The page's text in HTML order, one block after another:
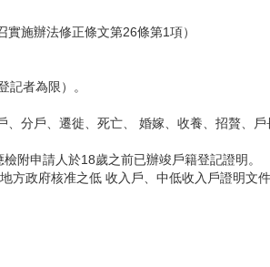
施辦法修正條文第26條第1項）
記者為限）。
、分戶、遷徙、死亡、 婚嫁、收養、招贅、
附申請人於18歲之前已辦竣戶籍登記證明。
方政府核准之低 收入戶、中低收入戶證明文件